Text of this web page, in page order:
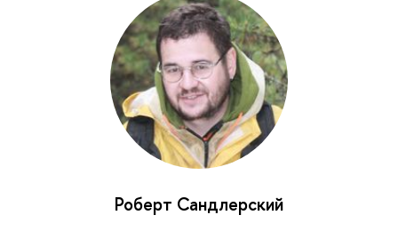
Роберт Сандлерский